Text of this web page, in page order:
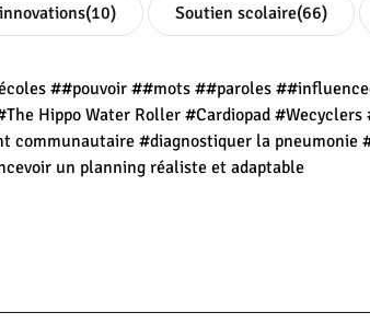
(10) Soutien scolaire(66)
##pouvoir ##mots ##paroles
Hippo Water Roller #Cardiopad #Wecyclers
communautaire#diagnostiquer la pneumonie
un planning réaliste et adaptable